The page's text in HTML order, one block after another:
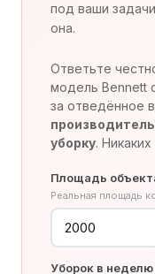
под ваши
она.
Ответьте
модель Bennett
за отведённое
уборку. Никаких
Площадь
Реальная площадь
Уборок в неделю